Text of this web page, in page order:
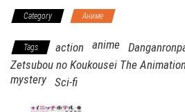
Category Аниме
Tags action anime
Zetsubou no Koukousei The Animation
mystery Sci-fi